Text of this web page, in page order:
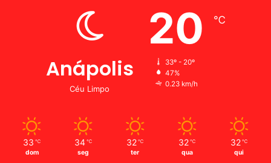
Anápolis
Céu Limpo
20 ℃
33º - 20º
47%
0.23 km/h
33 ℃
dom
34 ℃
seg
32 ℃
ter
32 ℃
qua
32 ℃
qui